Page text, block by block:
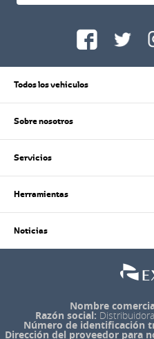
Todos los vehiculos
Sobre nosotros
Servicios
Herramientas
Noticias
Nombre
Razón social:
Número de identificación
Dirección del proveedor para